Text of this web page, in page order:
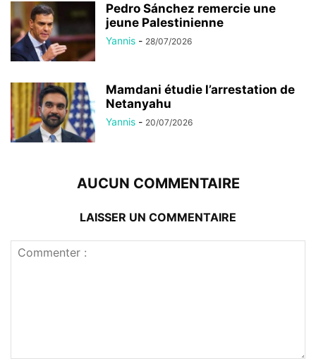
Pedro Sánchez remercie une
jeune Palestinienne
Yannis - 28/07/2026
Mamdani étudie l’arrestation de
Netanyahu
Yannis - 20/07/2026
AUCUN COMMENTAIRE
LAISSER UN COMMENTAIRE